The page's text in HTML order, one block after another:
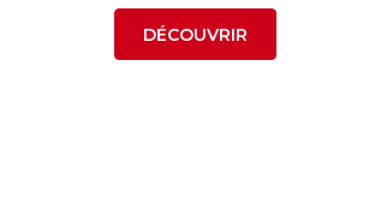
DÉCOUVRIR